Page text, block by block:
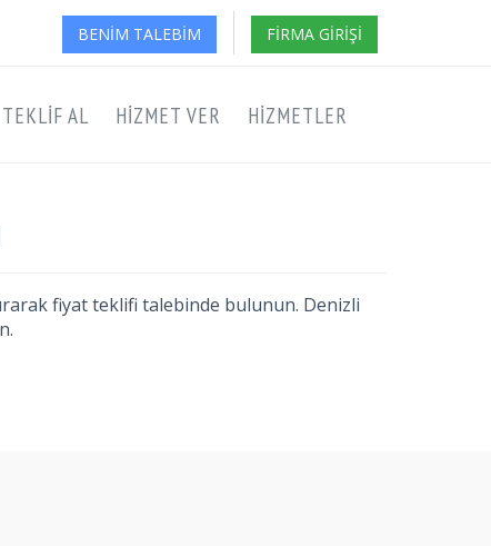
BENIM TALEBIM FIRMA GIRIŞI
TEKLIF AL HIZMET VER HIZMETLER
fiyat teklifi talebinde bulunun. Denizli